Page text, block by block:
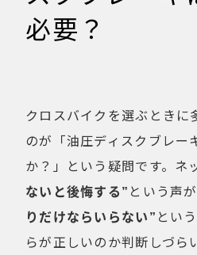
必要？
クロスバイクを選ぶときに
のが「油圧ディスクブレー
か？」という疑問です。ネ
ないと後悔する” という声
りだけならいらない” とい
らが正しいのか判断しづら